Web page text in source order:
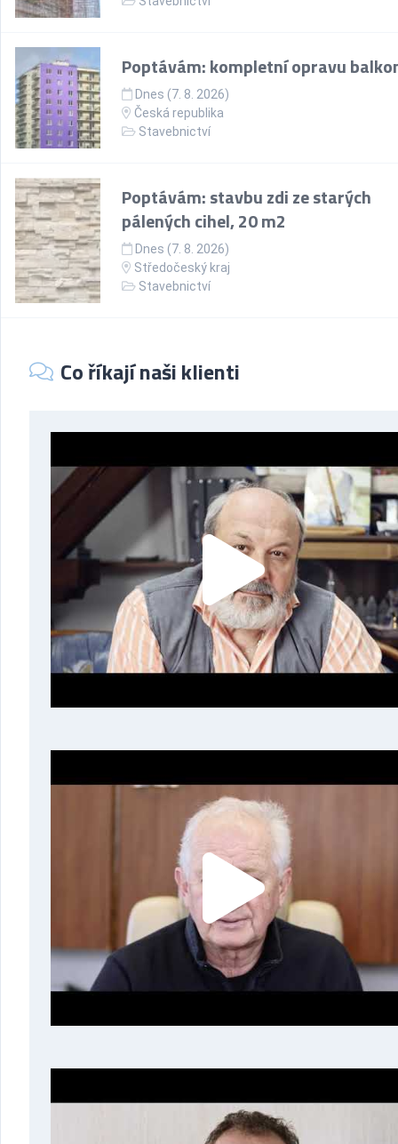
Poptávám: kompletní opravu
Dnes (7. 8. 2026)
Česká republika
Stavebnictví
Poptávám: stavbu zdi ze starých
pálených cihel, 20 m2
Dnes (7. 8. 2026)
Středočeský kraj
Stavebnictví
Co říkají naši klienti